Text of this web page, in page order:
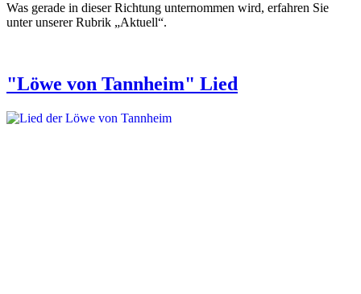
Was gerade in dieser Richtung unternommen wird, erfahren Sie
unter unserer Rubrik „Aktuell“.
"Löwe von Tannheim" Lied